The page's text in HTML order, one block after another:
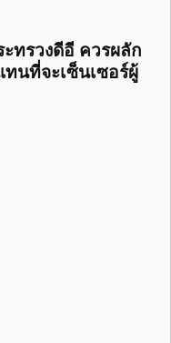
ทรวงดีอี ควรผลัก
นที่จะเซ็นเซอร์ผู้